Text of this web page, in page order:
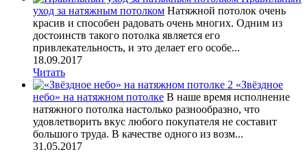
уход за натяжным потолком Натяжной потолок очень
красив и способен радовать очень многих. Одним из
достоинств такого потолка является его
привлекательность, и это делает его особе...
18.09.2017
Читать
«Звёздное
небо» на натяжном потолке В наше время исполнение
натяжного потолка настолько разнообразно, что
удовлетворить вкус любого покупателя не составит
большого труда. В качестве одного из возм...
31.05.2017